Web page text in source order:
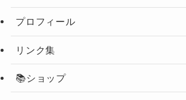
プロフィール
リンク集
📚ショップ